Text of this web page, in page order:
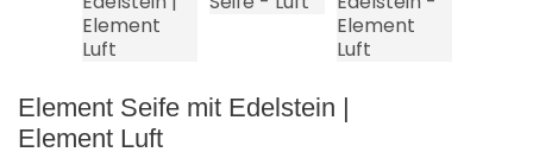
Element Seife mit Edelstein |
Element Luft